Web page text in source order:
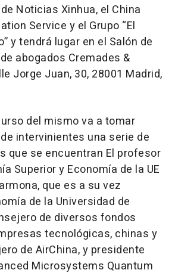
Noticias Xinhua, el China
Service y el Grupo “El
y tendrá lugar en el Salón de
abogados Cremades &
Jorge Juan, 30, 28001 Madrid,
del mismo va a tomar
intervinientes una serie de
que se encuentran El profesor
Superior y Economía de la UE
que es a su vez
de la Universidad de
de diversos fondos
tecnológicas, chinas y
de AirChina, y presidente
Microsystems Quantum